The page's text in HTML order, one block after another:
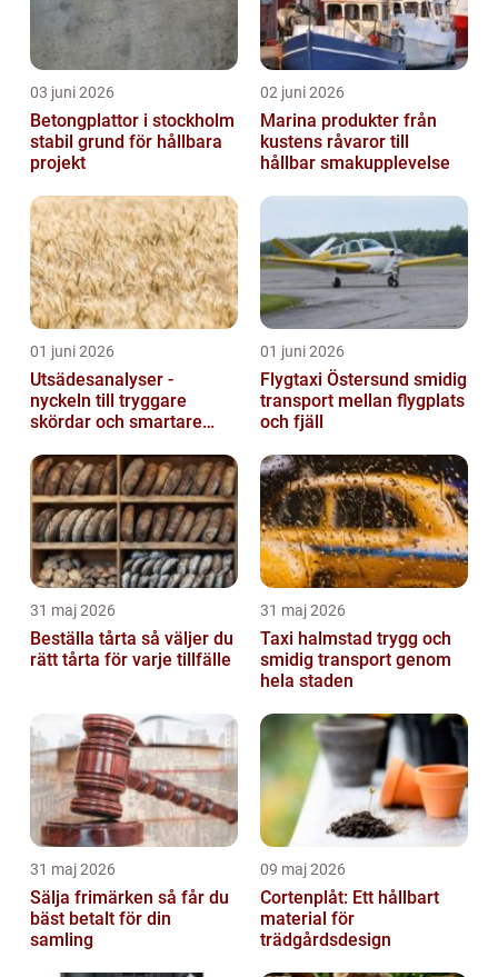
03 juni 2026
Betongplattor i stockholm
stabil grund för hållbara
projekt
02 juni 2026
Marina produkter från
kustens råvaror till
hållbar smakupplevelse
01 juni 2026
Utsädesanalyser -
nyckeln till tryggare
skördar och smartare
01 juni 2026
Flygtaxi Östersund smidig
transport mellan flygplats
och fjäll
31 maj 2026
Beställa tårta så väljer du
rätt tårta för varje tillfälle
31 maj 2026
Taxi halmstad trygg och
smidig transport genom
hela staden
31 maj 2026
Sälja frimärken så får du
bäst betalt för din
samling
09 maj 2026
Cortenplåt: Ett hållbart
material för
trädgårdsdesign